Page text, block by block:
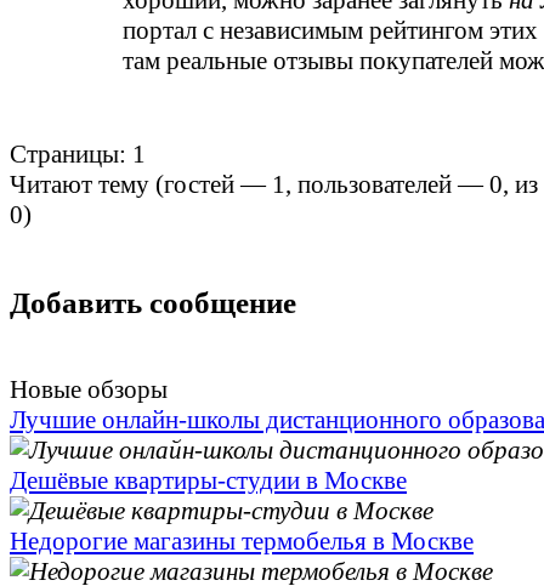
портал с независимым рейтингом
там реальные отзывы покупателей
Страницы: 1
Читают тему (гостей — 1, пользователей —0,
0)
Добавить сообщение
Новые обзоры
Лучшие онлайн-школы дистанционного
Дешёвые квартиры-студии в Москве
Недорогие магазины термобелья в Москве